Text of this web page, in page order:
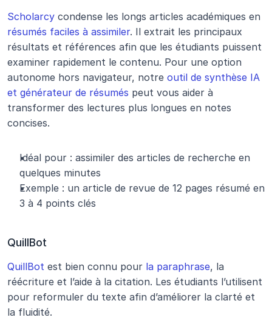
Scholarcy
résumés faciles à assimiler. Il extrait les principaux
résultats et références afin que les étudiants puissent
examiner rapidement le contenu. Pour une option
autonome hors navigateur, notre outil de synthèse IA
et générateur de résumés peut vous aider à
transformer des lectures plus longues en notes
concises.
Idéal pour : assimiler des articles de recherche en
quelques minutes
Exemple : un article de revue de 12 pages résumé en
3 à 4 points clés
QuillBot
QuillBot est bien connu pour la paraphrase, la
réécriture et l’aide à la citation. Les étudiants l’utilisent
pour reformuler du texte afin d’améliorer la clarté et
la fluidité.